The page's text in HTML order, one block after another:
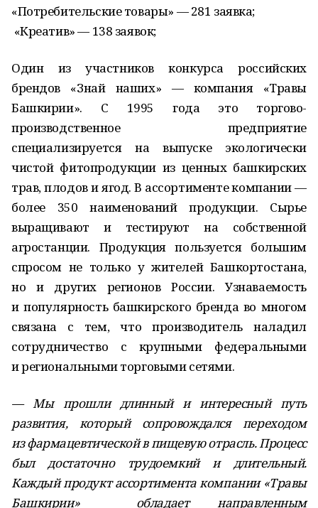
«Потребительские товары» — 281 заявка;
«Креатив» — 138 заявок;
Один из участников конкурса российских
брендов «Знай наших» — компания «Травы
Башкирии». С 1995 года это торгово-
производственное предприятие
специализируется на выпуске экологически
чистой фитопродукции из ценных башкирских
трав, плодов и ягод. В ассортименте компании —
более 350 наименований продукции. Сырье
выращивают и тестируют на собственной
агростанции. Продукция пользуется большим
спросом не только у жителей Башкортостана,
но и других регионов России. Узнаваемость
и популярность башкирского бренда во многом
связана с тем, что производитель наладил
сотрудничество с крупными федеральными
и региональными торговыми сетями.
— Мы прошли длинный и интересный путь
развития, который сопровождался переходом
из фармацевтической в пищевую отрасль. Процесс
был достаточно трудоемкий и длительный.
Каждый продукт ассортимента компании «Травы
Башкирии» обладает направленным